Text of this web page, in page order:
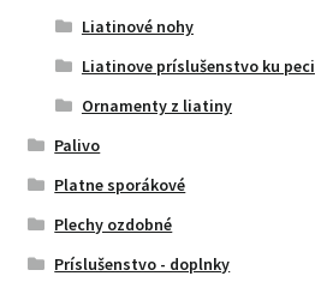
Liatinové nohy
Liatinove príslušenstvo ku peci
Ornamenty z liatiny
Palivo
Platne sporákové
Plechy ozdobné
Príslušenstvo - doplnky